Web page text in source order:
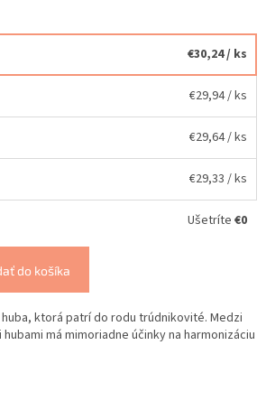
€30,24/ ks
€29,94/ ks
€29,64/ ks
€29,33 / ks
Ušetríte €0
do košíka
ktorá patrí do rodu trúdnikovité. Medzi
má mimoriadne účinky na harmonizáciu